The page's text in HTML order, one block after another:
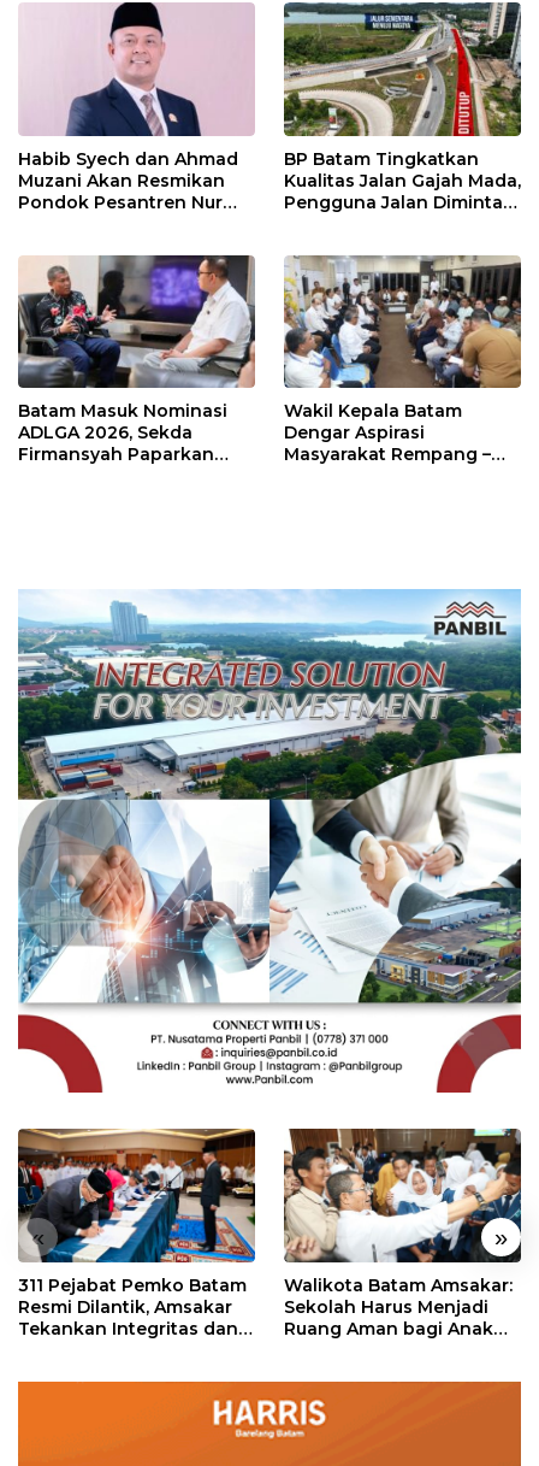
Habib Syech dan Ahmad
Muzani Akan Resmikan
Pondok Pesantren Nur
BP Batam Tingkatkan
Kualitas Jalan Gajah Mada,
Pengguna Jalan Diminta
Batam Masuk Nominasi
ADLGA 2026, Sekda
Firmansyah Paparkan
Wakil Kepala Batam
Dengar Aspirasi
Masyarakat Rempang –
« »
311 Pejabat Pemko Batam
Resmi Dilantik, Amsakar
Tekankan Integritas dan
Walikota Batam Amsakar:
Sekolah Harus Menjadi
Ruang Aman bagi Anak